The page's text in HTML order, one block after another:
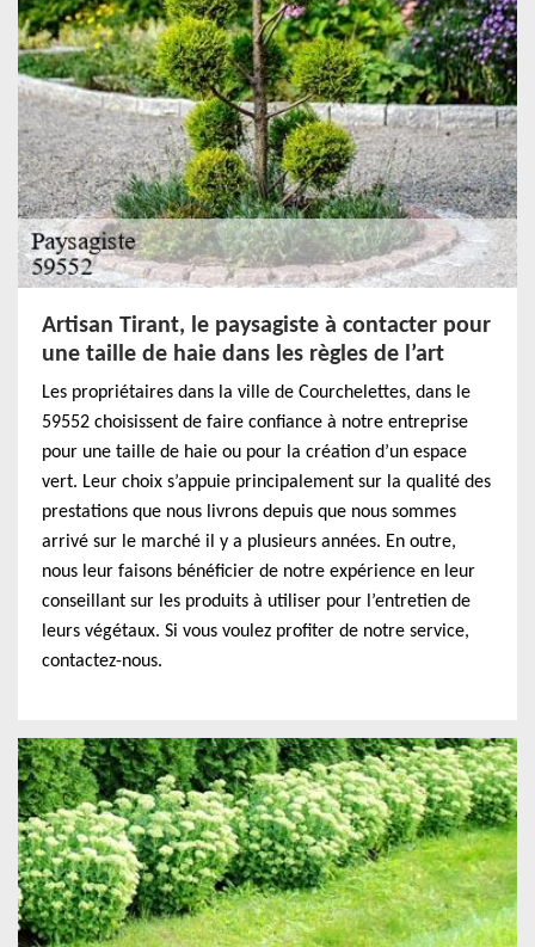
Artisan Tirant, le paysagiste à contacter pour
une taille de haie dans les règles de l’art
Les propriétaires dans la ville de Courchelettes, dans le
59552 choisissent de faire confiance à notre entreprise
pour une taille de haie ou pour la création d’un espace
vert. Leur choix s’appuie principalement sur la qualité des
prestations que nous livrons depuis que nous sommes
arrivé sur le marché il y a plusieurs années. En outre,
nous leur faisons bénéficier de notre expérience en leur
conseillant sur les produits à utiliser pour l’entretien de
leurs végétaux. Si vous voulez profiter de notre service,
contactez-nous.